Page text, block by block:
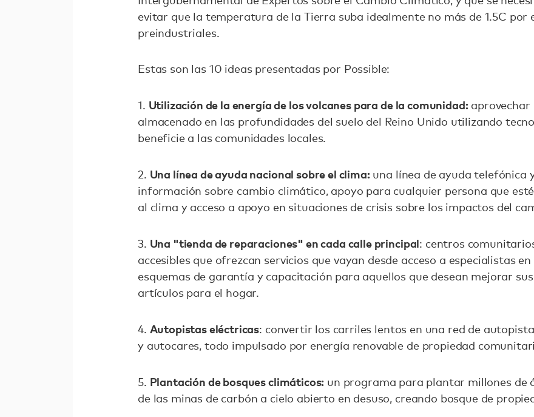
evitar que la temperatura de la Tierra suba idealmente no más de 1.5C por
preindustriales.
Estas son las 10 ideas presentadas por Possible:
1. Utilización de la energía de los volcanes para de la comunidad:aprovechar
almacenado en las profundidades del suelo del Reino Unido utilizando
beneficie a las comunidades locales.
2. Una línea de ayuda nacional sobre el clima:una línea de ayuda telefónica
información sobre cambio climático, apoyo para cualquier persona que
al clima y acceso a apoyo en situaciones de crisis sobre los impactos del
3. Una "tienda de reparaciones" en cada calle principal: centros
accesibles que ofrezcan servicios que vayan desde acceso a especialistas
esquemas de garantía y capacitación para aquellos que desean mejorar
artículos para el hogar.
4. Autopistas eléctricas: convertir los carriles lentos en una red de
y autocares, todo impulsado por energía renovable de propiedad
5. Plantación de bosques climáticos: un programa para plantar millones de
de las minas de carbón a cielo abierto en desuso, creando bosque de